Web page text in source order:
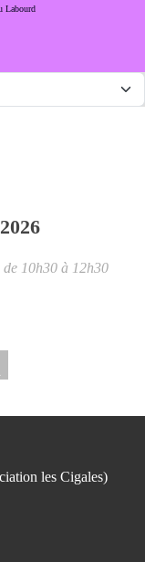
Labourd
2026
de 10h30 à 12h30
les Cigales)